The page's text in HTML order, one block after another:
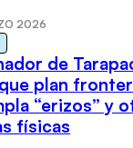
2026
de
plan
“erizos” y
físicas